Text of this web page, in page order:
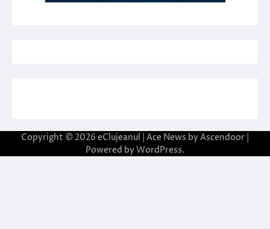
Copyright © 2026 eClujeanul | Ace News by Ascendoor
Powered by WordPress.